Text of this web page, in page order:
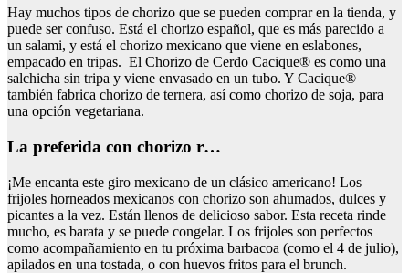
Hay muchos tipos de chorizo que se pueden comprar en la tienda, y
puede ser confuso. Está el chorizo español, que es más parecido a
un salami, y está el chorizo mexicano que viene en eslabones,
empacado en tripas. El Chorizo de Cerdo Cacique® es como una
salchicha sin tripa y viene envasado en un tubo. Y Cacique®
también fabrica chorizo de ternera, así como chorizo de soja, para
una opción vegetariana.
la preferida con chorizo r…
¡Me encanta este giro mexicano de un clásico americano! Los
frijoles horneados mexicanos con chorizo son ahumados, dulces y
picantes a la vez. Están llenos de delicioso sabor. Esta receta rinde
mucho, es barata y se puede congelar. Los frijoles son perfectos
como acompañamiento en tu próxima barbacoa (como el 4 de julio),
apilados en una tostada, o con huevos fritos para el brunch.